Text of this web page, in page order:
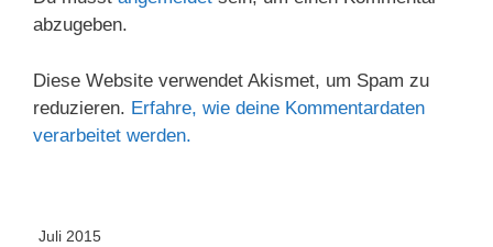
abzugeben.
Diese Website verwendet Akismet, um Spam zu
reduzieren. Erfahre, wie deine Kommentardaten
verarbeitet werden.
Juli 2015